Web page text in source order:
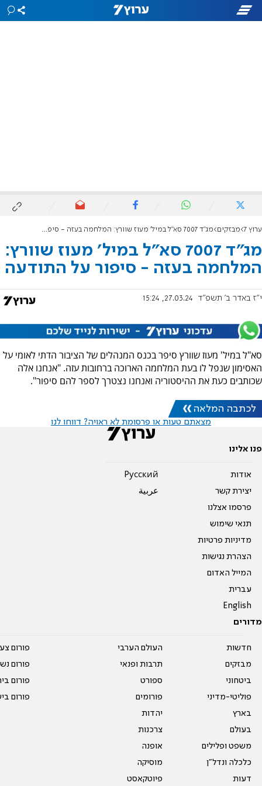
ערוץ 7 מבזקים מג"ד 7007 סא"ל במיל' מעוז שוורץ: המלחמה בעזה - סיפור על התודעה
מג"ד 7007 סא"ל במיל' מעוז שוורץ:
המלחמה בעזה - סיפור על התודעה
י"ז באדר ב׳ תשפ"ד 27.03.24, 15:24
סא"ל במיל' מעוז שוורץ סיפר בכנס המנהלים של הציבור הדתי לאומי על
האסימון שנפל לו בעת המלחמה הארוכה ברחובות עזה. "אנחנו אלה
שכותבים כעת את ההיסטוריה ואנחנו נצטרך לספר להם סיפור".
לכתבה המלאה
מצאתם טעות או פרסומת לא ראויה? דווחו לנו
פנו אלינו
אודות
יצירת קשר
פרסמו אצלנו
תנאי שימוש
מדיניות פרטיות
הצהרת נגישות
המייל האדום
עברית
English
Pусский
عربية
מדורים
חדשות
מבזקים
ביטחוני
פוליטי-מדיני
בארץ
בעולם
משפט ופלילים
כלכלה ונדל"ן
דעות
העולם הערבי
תרבות ופנאי
ספורט
פורומים
יהדות
צרכנות
אופנה
מוסיקה
פיוטקאסט
פורום
פורום
פורום
פורום